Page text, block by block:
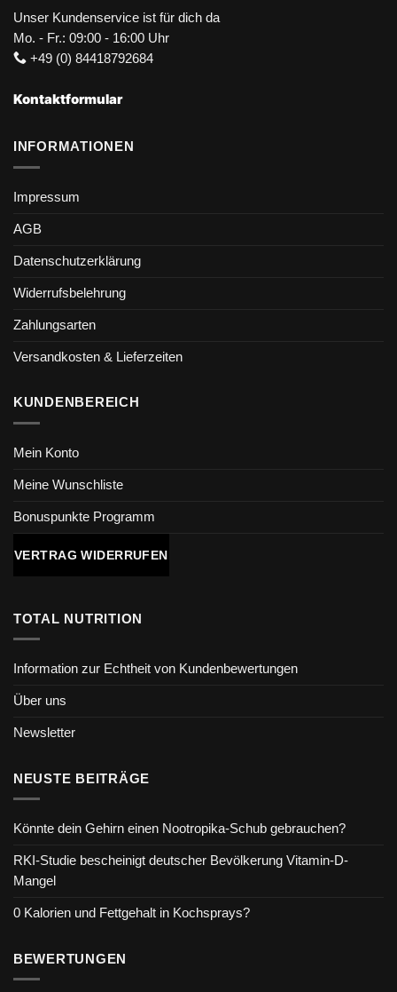
Unser Kundenservice ist für dich da
Mo. - Fr.: 09:00 - 16:00 Uhr
+49 (0) 84418792684
Kontaktformular
INFORMATIONEN
Impressum
AGB
Datenschutzerklärung
Widerrufsbelehrung
Zahlungsarten
Versandkosten & Lieferzeiten
KUNDENBEREICH
Mein Konto
Meine Wunschliste
Bonuspunkte Programm
VERTRAG WIDERRUFEN
TOTAL NUTRITION
Information zur Echtheit von Kundenbewertungen
Über uns
Newsletter
NEUSTE BEITRÄGE
Könnte dein Gehirn einen Nootropika-Schub gebrauchen?
RKI-Studie bescheinigt deutscher Bevölkerung Vitamin-D-
Mangel
0 Kalorien und Fettgehalt in Kochsprays?
BEWERTUNGEN